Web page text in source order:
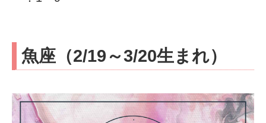
魚座（2/19～3/20生まれ）